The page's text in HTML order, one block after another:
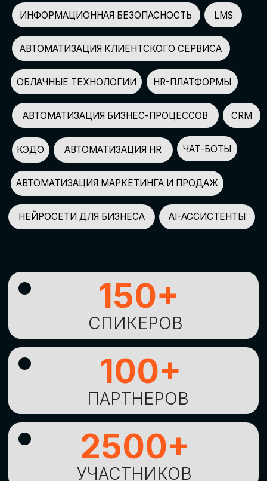
СПИКЕРОВ
150+
ПАРТНЕРОВ
100+
УЧАСТНИКОВ
2500+
GLOBAL TECH FORUM –
ИЗУЧЕНИЯНОВЫХ
ТЕХНОЛОГИЙИ
СТРАТЕГИЧЕСКИХ
ПОДХОДОВ К ЦИФРОВОЙ
ТРАНСФОРМАЦИИ
БИЗНЕСА
ОСТАВИТЬ
ЗАЯВКУ